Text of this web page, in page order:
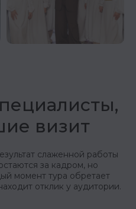
визит
слаженной работы
за кадром, но
момент тура обретает
отклик у аудитории.